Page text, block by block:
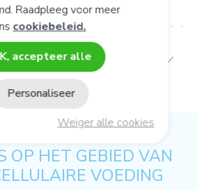
BIJ GEBRUIK
OP HET GEBIED VAN
VOEDING
Raadpleeg voor meer
cookiebeleid.
accepteer alle
Weiger alle cookies
Personaliseer